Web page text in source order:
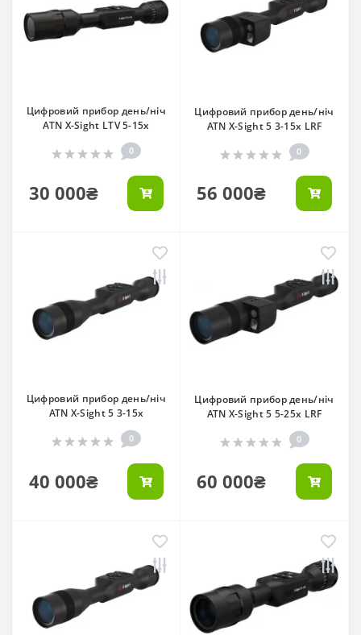
Цифровий прибор день/ніч
ATN X-Sight LTV 5-15x
0
30 000₴
Цифровий прибор день/ніч
ATN X-Sight 5 3-15х LRF
0
56 000₴
Цифровий прибор день/ніч
ATN X-Sight 5 3-15х
0
40 000₴
Цифровий прибор день/ніч
ATN X-Sight 5 5-25х LRF
0
60 000₴